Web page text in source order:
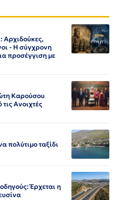
Αρχιδούκες,
- Η σύγχρονη
προσέγγιση με
Καρούσου
Ανοιχτές
πολύτιμο ταξίδι
Έρχεται η